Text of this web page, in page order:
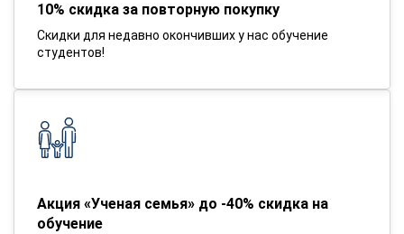
10% скидка за повторную покупку
Скидки для недавно окончивших у нас обучение
студентов!
Акция «Ученая семья» до -40% скидка на
обучение